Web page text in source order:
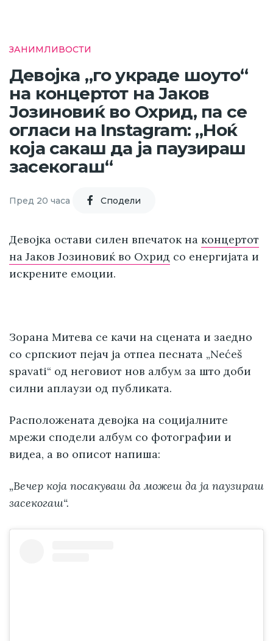
ЗАНИМЛИВОСТИ
Девојка „го украде шоуто“
на концертот на Јаков
Јозиновиќ во Охрид, па се
огласи на Instagram: „Ноќ
која сакаш да ја паузираш
засекогаш“
Пред 20 часа Cподели
Девојка остави силен впечаток на концертот
на Јаков Јозиновиќ во Охрид со енергијата и
искрените емоции.
Зорана Митева се качи на сцената и заедно
со српскиот пејач ја отпеа песната „Nećeš
spavati“ од неговиот нов албум за што доби
силни аплаузи од публиката.
Расположената девојка на социјалните
мрежи сподели албум со фотографии и
видеа, а во описот напиша:
„Вечер која посакуваш да можеш да ја паузираш
засекогаш“.